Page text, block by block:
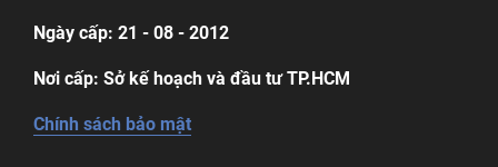
Ngày cấp: 21 - 08 - 2012
Nơi cấp: Sở kế hoạch và đầu tư TP.HCM
Chính sách bảo mật